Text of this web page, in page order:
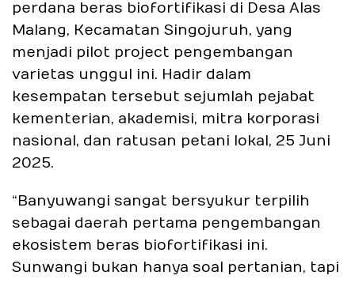
perdana beras biofortifikasi di Desa Alas
Malang, Kecamatan Singojuruh, yang
menjadi pilot project pengembangan
varietas unggul ini. Hadir dalam
kesempatan tersebut sejumlah pejabat
kementerian, akademisi, mitra korporasi
nasional, dan ratusan petani lokal, 25 Juni
2025.
“Banyuwangi sangat bersyukur terpilih
sebagai daerah pertama pengembangan
ekosistem beras biofortifikasi ini.
Sunwangi bukan hanya soal pertanian, tapi